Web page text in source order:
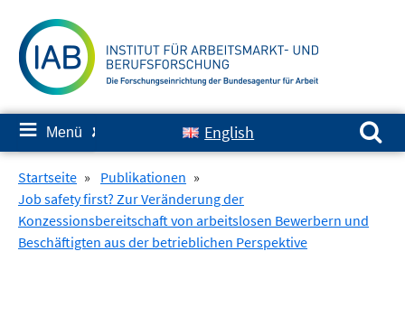
zum
Inhalt
≡ Menü ✘ English
Suchen nach:
Startseite » Publikationen »
Job safety first? Zur Veränderung der
Konzessionsbereitschaft von arbeitslosen Bewerbern und
Beschäftigten aus der betrieblichen Perspektive